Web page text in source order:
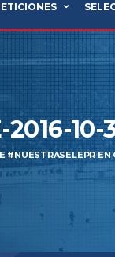
10-
#NUESTRASELEPR EN